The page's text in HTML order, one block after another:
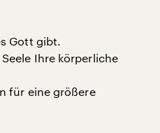
Gott gibt.
Ihre körperliche
für eine größere